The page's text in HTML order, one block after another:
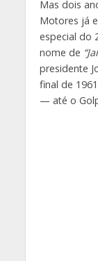
Mas dois
Motores já
especial do
nome de
presidente
final de
— até o